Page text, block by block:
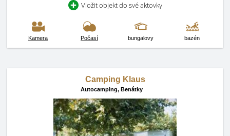
Vložit objekt do své aktovky
Kamera Počasí bungalovy bazén
Camping Klaus
Autocamping, Benátky